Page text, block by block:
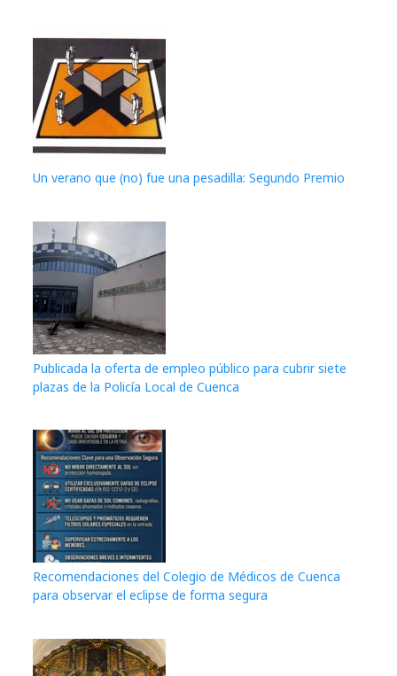
Un verano que (no) fue una pesadilla: Segundo Premio
Publicada la oferta de empleo público para cubrir siete
plazas de la Policía Local de Cuenca
Recomendaciones del Colegio de Médicos de Cuenca
para observar el eclipse de forma segura